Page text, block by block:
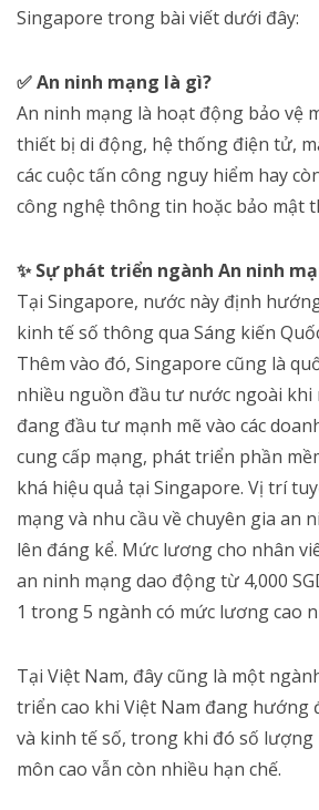
Singapore trong bài viết dưới đây:
✅ An ninh mạng là gì?
An ninh mạng là hoạt động bảo vệ
thiết bị di động, hệ thống điện tử,
các cuộc tấn công nguy hiểm hay
công nghệ thông tin hoặc bảo mật
✨ Sự phát triển ngành An ninh
Tại Singapore, nước này định
kinh tế số thông qua Sáng kiến
Thêm vào đó, Singapore cũng là
nhiều nguồn đầu tư nước ngoài khi
đang đầu tư mạnh mẽ vào các
cung cấp mạng, phát triển phần
khá hiệu quả tại Singapore. Vị trí
mạng và nhu cầu về chuyên gia an
lên đáng kể. Mức lương cho nhân
an ninh mạng dao động từ 4,000
1 trong 5 ngành có mức lương cao
Tại Việt Nam, đây cũng là một
triển cao khi Việt Nam đang hướng
và kinh tế số, trong khi đó số lượng
môn cao vẫn còn nhiều hạn chế.